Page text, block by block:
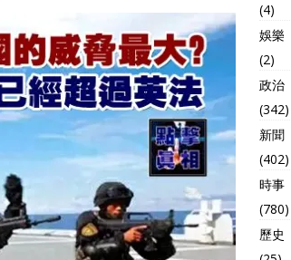
(4)
娛樂
(2)
政治
(342)
新聞
(402)
時事
(780)
歷史